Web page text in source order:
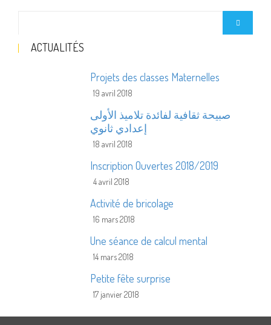
ACTUALITÉS
Projets des classes Maternelles
19 avril 2018
صبيحة ثقافية لفائدة تلاميذ الأولى
إعدادي ثانوي
18 avril 2018
Inscription Ouvertes 2018/2019
4 avril 2018
Activité de bricolage
16 mars 2018
Une séance de calcul mental
14 mars 2018
Petite fête surprise
17 janvier 2018